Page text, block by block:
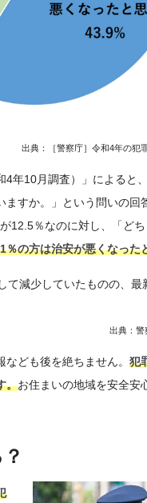
出典：［警察庁］令和4年の犯
年10月調査）」によると
すか。」という問いの回
12.5％なのに対し、「どち
％の方は治安が悪くなった
減少していたものの、
出典：警
ども後を絶ちません。 犯
。お住まいの地域を安全安